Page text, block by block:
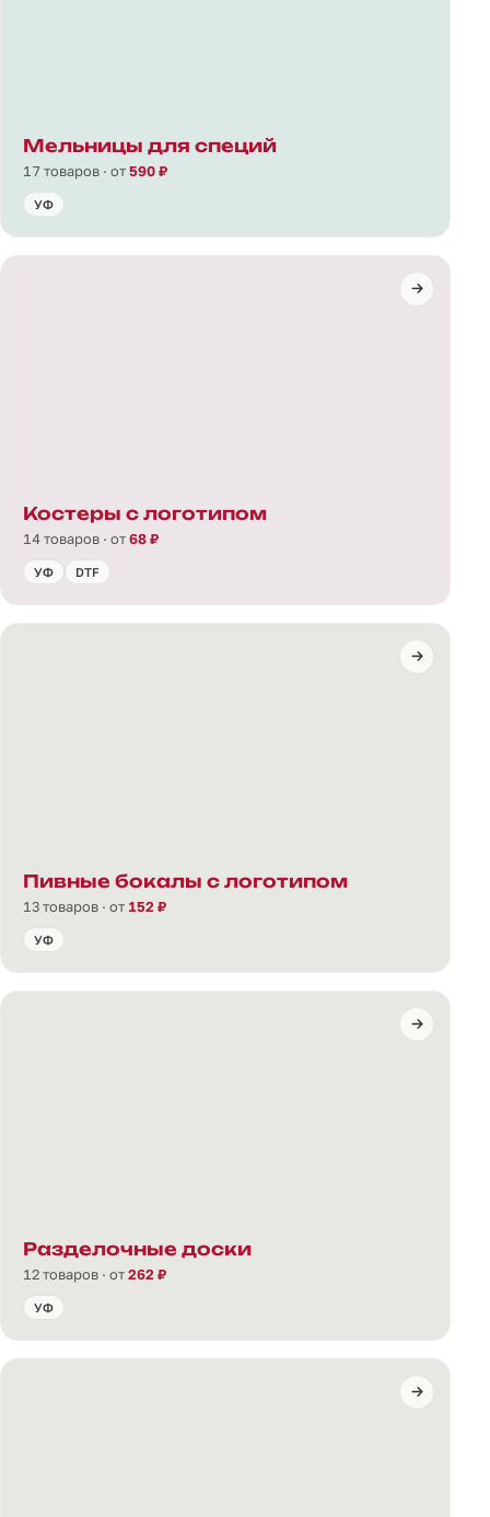
Мельницы для специй
17 товаров · от590 ₽
УФ
Костеры с логотипом
14 товаров · от68 ₽
УФ DTF
Пивные бокалы с логотипом
13 товаров · от 152 ₽
УФ
Разделочные доски
12 товаров · от262 ₽
УФ